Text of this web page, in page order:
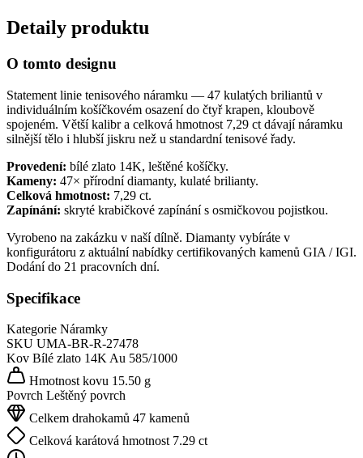
Detaily produktu
O tomto designu
Statement linie tenisového náramku — 47 kulatých briliantů v
individuálním košíčkovém osazení do čtyř krapen, kloubově
spojeném. Větší kalibr a celková hmotnost 7,29 ct dávají náramku
silnější tělo i hlubší jiskru než u standardní tenisové řady.
Provedení: bílé zlato 14K, leštěné košíčky.
Kameny: 47× přírodní diamanty, kulaté brilianty.
Celková hmotnost: 7,29 ct.
Zapínání: skryté krabičkové zapínání s osmičkovou pojistkou.
Vyrobeno na zakázku v naší dílně. Diamanty vybíráte v
konfigurátoru z aktuální nabídky certifikovaných kamenů GIA / IGI.
Dodání do 21 pracovních dní.
Specifikace
Kategorie Náramky
SKU UMA-BR-R-27478
Kov Bílé zlato 14KAu 585/1000
Hmotnost kovu 15.50 g
Povrch Leštěný povrch
Celkem drahokamů 47 kamenů
Celková karátová hmotnost 7.29 ct